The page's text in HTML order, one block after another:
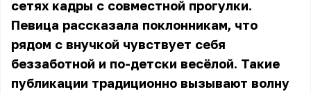
сетях кадры с совместной прогулки.
Певица рассказала поклонникам, что
рядом с внучкой чувствует себя
беззаботной и по-детски весёлой. Такие
публикации традиционно вызывают волну